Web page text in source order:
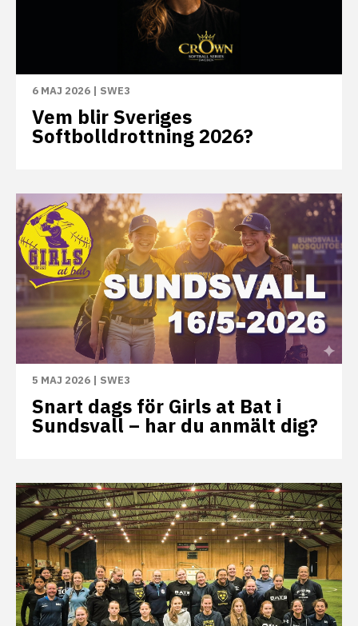
6 MAJ 2026 | SWE3
Vem blir Sveriges
Softbolldrottning 2026?
5 MAJ 2026 | SWE3
Snart dags för Girls at Bat i
Sundsvall – har du anmält dig?